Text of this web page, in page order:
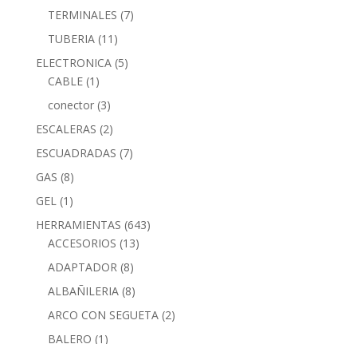
TERMINALES (7)
TUBERIA (11)
ELECTRONICA (5)
CABLE (1)
conector (3)
ESCALERAS (2)
ESCUADRADAS (7)
GAS (8)
GEL (1)
HERRAMIENTAS (643)
ACCESORIOS (13)
ADAPTADOR (8)
ALBAÑILERIA (8)
ARCO CON SEGUETA (2)
BALERO (1)